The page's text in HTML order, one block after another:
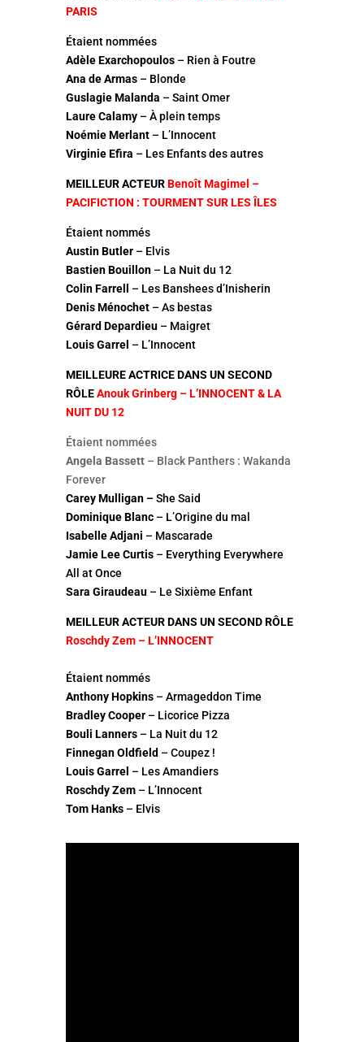
PARIS
Étaient nommées
Adèle Exarchopoulos– Rien à Foutre
Ana de Armas– Blonde
Guslagie Malanda – Saint Omer
Laure Calamy– À plein temps
Noémie Merlant– L’Innocent
Virginie Efira – Les Enfants des autres
MEILLEUR ACTEURBenoît Magimel –
PACIFICTION : TOURMENT SUR LES ÎLES
Étaient nommés
Austin Butler– Elvis
Bastien Bouillon– La Nuit du 12
Colin Farrell
– Les Banshees d’Inisherin
Denis Ménochet– As bestas
Gérard Depardieu– Maigret
Louis Garrel – L’Innocent
MEILLEURE ACTRICE DANS UN SECOND
RÔLEAnouk Grinberg – L’INNOCENT & LA
NUIT DU 12
Étaient nommées
Angela Bassett– Black Panthers : Wakanda
Forever
Carey Mulligan –She Said
Dominique Blanc– L’Origine du mal
Isabelle Adjani – Mascarade
Jamie Lee Curtis– Everything Everywhere
All at Once
Sara Giraudeau– Le Sixième Enfant
MEILLEUR ACTEUR DANS UN SECOND RÔLE
Roschdy Zem – L’INNOCENT
Étaient nommés
Anthony Hopkins– Armageddon Time
Bradley Cooper– Licorice Pizza
Bouli Lanners– La Nuit du 12
Finnegan Oldfield – Coupez !
Louis Garrel – Les Amandiers
Roschdy Zem– L’Innocent
Tom Hanks– Elvis